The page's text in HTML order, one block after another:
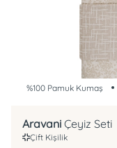
%100 Pamuk Kumaş
Aravani Çeyiz Seti
Çift Kişilik